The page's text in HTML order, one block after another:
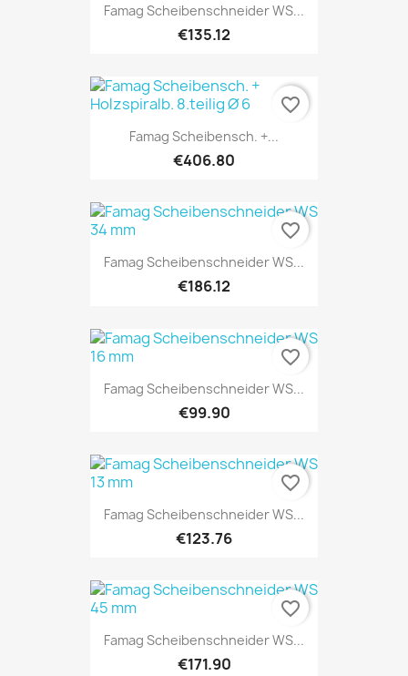
Famag Scheibenschneider WS...
€135.12
Famag Scheibensch. +...
€406.80
favorite_border
Famag Scheibenschneider WS...
€186.12
favorite_border
Famag Scheibenschneider WS...
€99.90
favorite_border
Famag Scheibenschneider WS...
€123.76
favorite_border
Famag Scheibenschneider WS...
€171.90
favorite_border